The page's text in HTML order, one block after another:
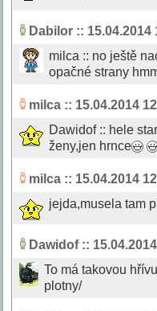
Dabilor :: 15.04.2014
milca :: no ještě
opačné strany
milca :: 15.04.2014
Dawidof :: hele
ženy,jen hrnce
milca :: 15.04.2014
jejda,musela tam
Dawidof::
To má takovou
plotny/